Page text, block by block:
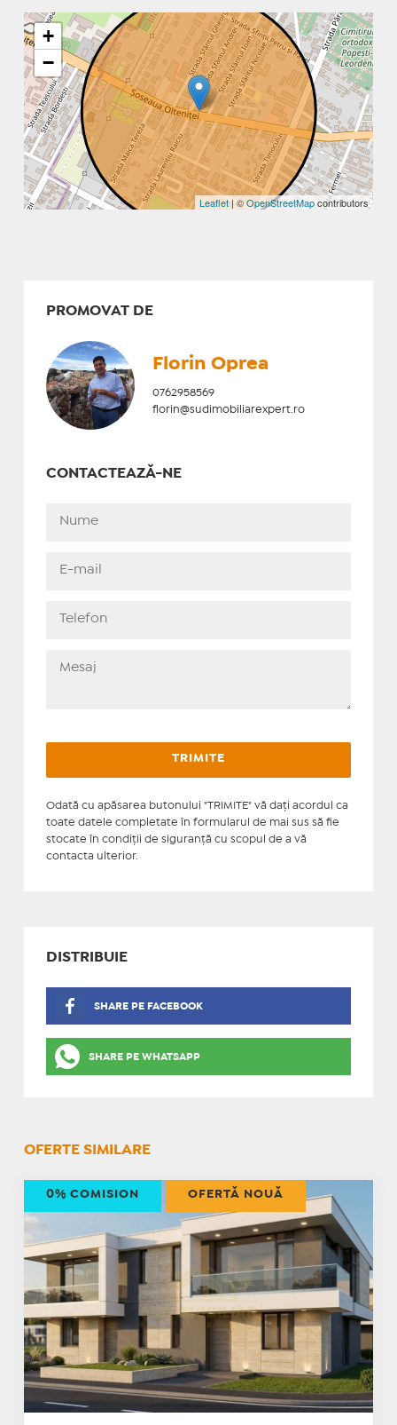
+
−
Leaflet | ©OpenStreetMapcontributors
PROMOVAT DE
Florin Oprea
0762958569
florin@sudimobiliarexpert.ro
CONTACTEAZĂ-NE
Odată cu apăsarea butonului "TRIMITE" vă daţi acordul ca
toate datele completate în formularul de mai sus să fie
stocate în condiţii de siguranţă cu scopul de a vă
contacta ulterior.
DISTRIBUIE
SHARE PE FACEBOOK
SHARE PE WHATSAPP
OFERTE SIMILARE
0% COMISION OFERTĂ NOUĂ